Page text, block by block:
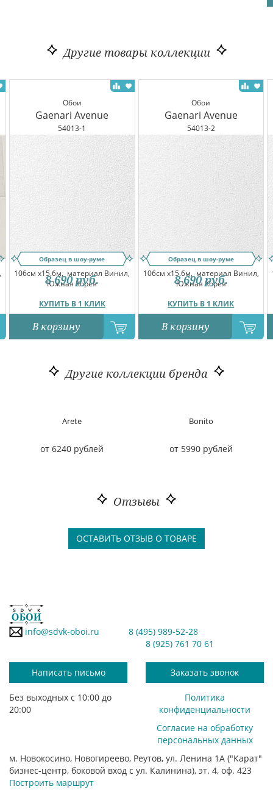
Другие товары коллекции
Обои
Gaenari Avenue
54013-1
Образец в шоу-руме
106см x15.6м, материал Винил,
Южная Корея
КУПИТЬ В 1 КЛИК
8 690 руб.
В корзину
Обои
Gaenari Avenue
54013-2
Образец в шоу-руме
106см x15.6м, материал Винил,
Южная Корея
КУПИТЬ В 1 КЛИК
8 690 руб.
В корзину
Другие коллекции бренда
Arete
от 6240 рублей
Bonito
от 5990 рублей
Отзывы
ОСТАВИТЬ ОТЗЫВ О ТОВАРЕ
info@sdvk-oboi.ru
8 (495) 989-52-28
8 (925) 761 70 61
Написать письмо Заказать звонок
Без выходных с 10:00 до
20:00
Политика
конфиденциальности
Согласие на обработку
персональных данных
м. Новокосино, Новогиреево, Реутов, ул. Ленина 1А ("Карат"
бизнес-центр, боковой вход с ул. Калинина), эт. 4, оф. 423
Построить маршрут